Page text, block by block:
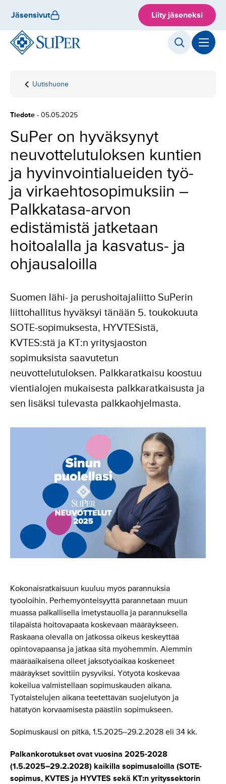
sisältöön
Jäsensivut Liity jäseneksi
Etusivu
Uutishuone
SuPer on hyväksynyt
hyvinvointialueiden
työ- ja
virkaehtosopimuksiin
– Palkkatasa-arvon
edistämistä
jatketaan hoitoalalla
ja kasvatus- ja
ohjausaloilla
Tiedote - 05.05.2025
SuPer on hyväksynyt
neuvottelutuloksen kuntien
ja hyvinvointialueiden työ-
ja virkaehtosopimuksiin –
Palkkatasa-arvon
edistämistä jatketaan
hoitoalalla ja kasvatus- ja
ohjausaloilla
Suomen lähi- ja perushoitajaliitto SuPerin
liittohallitus hyväksyi tänään 5. toukokuuta
SOTE-sopimuksesta, HYVTESistä,
KVTES:stä ja KT:n yritysjaoston
sopimuksista saavutetun
neuvottelutuloksen. Palkkaratkaisu koostuu
vientialojen mukaisesta palkkaratkaisusta ja
sen lisäksi tulevasta palkkaohjelmasta.
Kokonaisratkaisuun kuuluu myös parannuksia
työoloihin. Perhemyönteisyyttä parannetaan muun
muassa palkallisella imetystauolla ja parannuksella
tilapäistä hoitovapaata koskevaan määräykseen.
Raskaana olevalla on jatkossa oikeus keskeyttää
opintovapaansa ja jatkaa sitä myöhemmin. Aiemmin
määräaikaisena olleet jaksotyöaikaa koskeneet
määräykset sovittiin pysyviksi. Yötyötä koskevaa
kokeilua valmistellaan sopimuskauden aikana.
Työtaistelujen aikana teetettävän suojelutyön ja
hätätyön korvaamisesta päästiin sopimukseen.
Sopimuskausi on pitkä, 1.5.2025–29.2.2028 eli 34 kk.
Palkankorotukset ovat vuosina 2025-2028
(1.5.2025–29.2.2028) kaikilla sopimusaloilla (SOTE-
sopimus, KVTES ja HYVTES sekä KT:n yrityssektorin